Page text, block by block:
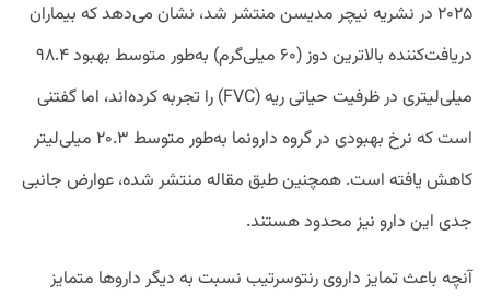
۲۰۲۵ در نشریه نیچر مدیسن منتشر شد، نشان می‌دهد که بیماران
دریافت‌کننده بالاترین دوز (۶۰ میلی‌گرم) به‌طور متوسط بهبود ۹۸.۴
میلی‌لیتری در ظرفیت حیاتی ریه (FVC) را تجربه کرده‌اند، اما گفتنی
است که نرخ بهبودی در گروه دارونما به‌طور متوسط ۲۰.۳ میلی‌لیتر
کاهش یافته است. همچنین طبق مقاله منتشر شده، عوارض جانبی
جدی این دارو نیز محدود هستند.
آنچه باعث تمایز داروی رنتوسرتیب نسبت به دیگر داروها متمایز